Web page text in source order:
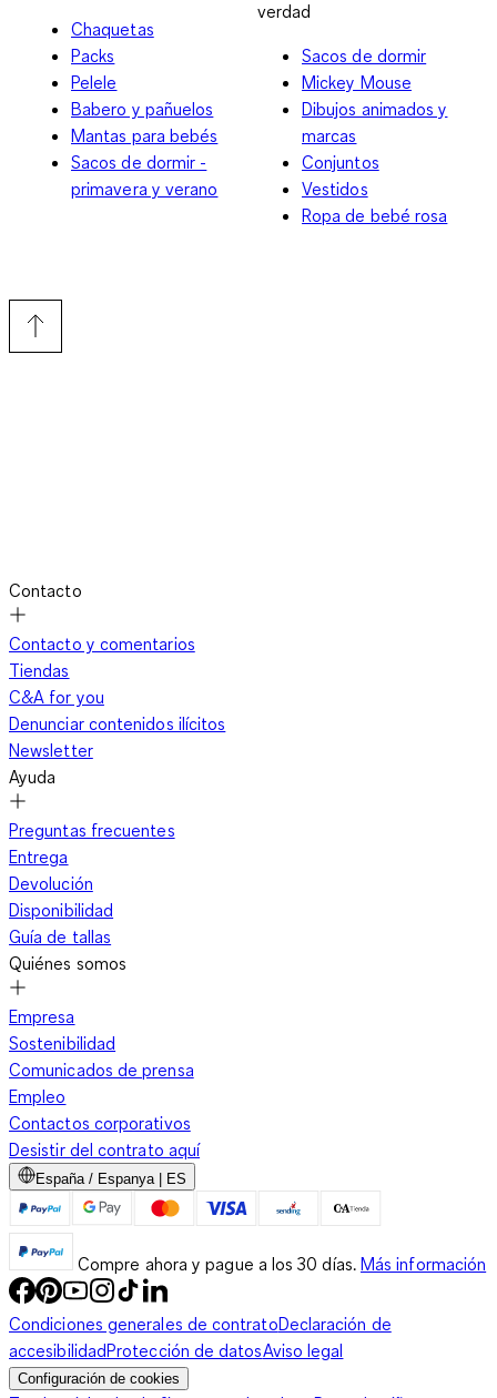
Chaquetas
Packs
Pelele
Babero y pañuelos
Mantas para bebés
Sacos de dormir -
primavera y verano
verdad
Sacos de dormir
Mickey Mouse
Dibujos animados y
marcas
Conjuntos
Vestidos
Ropa de bebé rosa
Contacto
Contacto y comentarios
Tiendas
C&A for you
Denunciar contenidos ilícitos
Newsletter
Ayuda
Preguntas frecuentes
Entrega
Devolución
Disponibilidad
Guía de tallas
Quiénes somos
Empresa
Sostenibilidad
Comunicados de prensa
Empleo
Contactos corporativos
Desistir del contrato aquí
España / Espanya | ES
Compre ahora y pague a los 30 días. Más información
Condiciones generales de contratoDeclaración de
accesibilidadProtección de datosAviso legal
Configuración de cookies